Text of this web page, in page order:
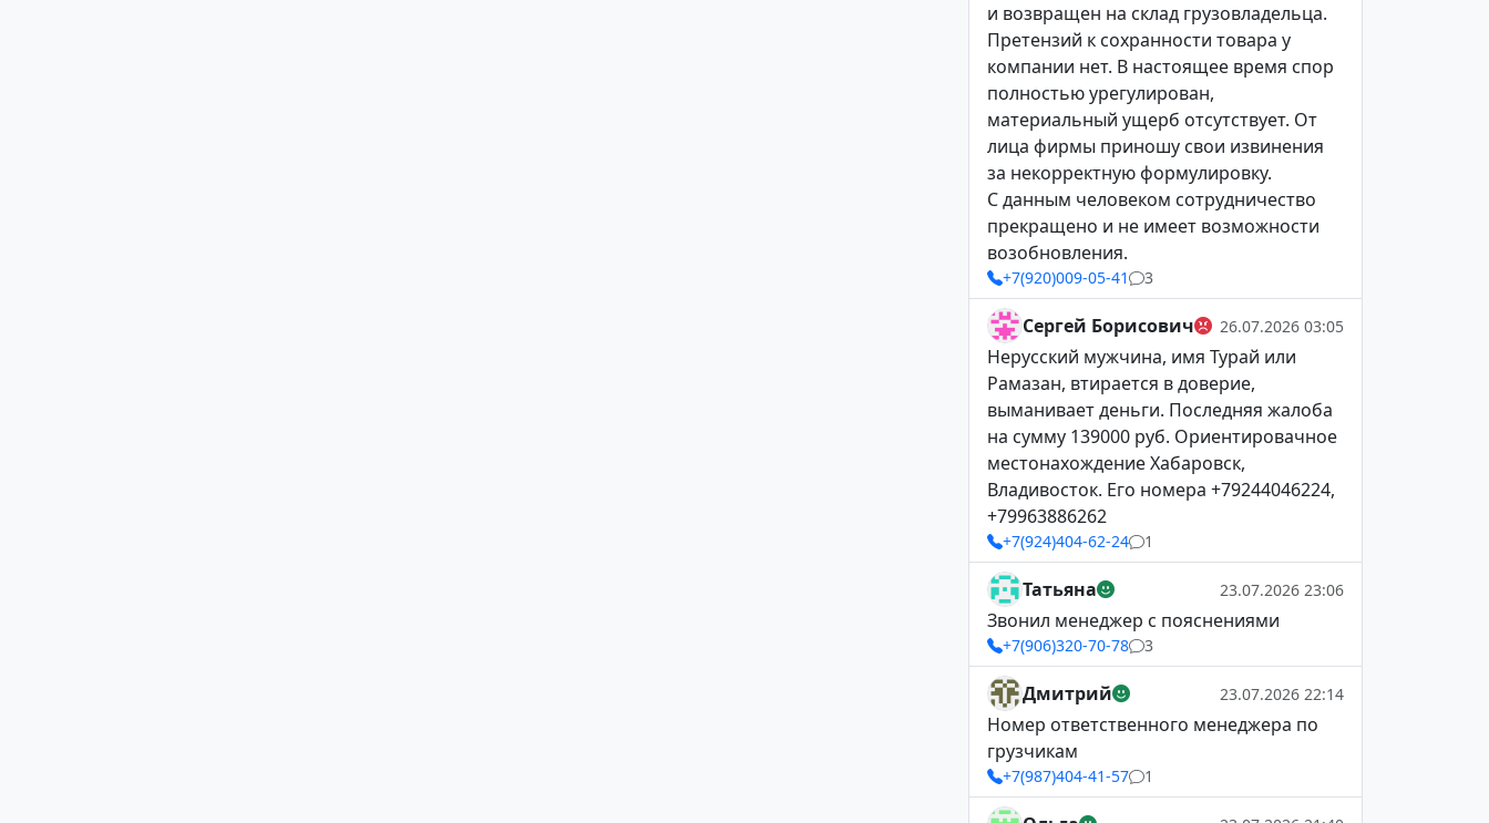
и возвращен на склад грузовладельца.
Претензий к сохранности товара у
компании нет. В настоящее время спор
полностью урегулирован,
материальный ущерб отсутствует. От
лица фирмы приношу свои извинения
за некорректную формулировку.
С данным человеком сотрудничество
прекращено и не имеет возможности
возобновления.
+7(920)009-05-41 3
Сергей Борисович 26.07.2026 03:05
Нерусский мужчина, имя Турай или
Рамазан, втирается в доверие,
выманивает деньги. Последняя жалоба
на сумму 139000 руб. Ориентировачное
местонахождение Хабаровск,
Владивосток. Его номера +79244046224,
+79963886262
+7(924)404-62-24 1
Татьяна 23.07.2026 23:06
Звонил менеджер с пояснениями
+7(906)320-70-78 3
Дмитрий 23.07.2026 22:14
Номер ответственного менеджера по
грузчикам
+7(987)404-41-57 1